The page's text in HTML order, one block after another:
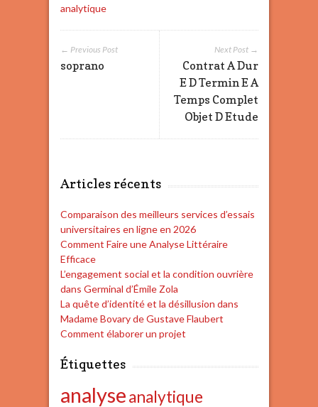
analytique
Next Post →
Contrat A Dur
E D Termin E A
Temps Complet
Objet D Etude
← Previous Post
soprano
Articles récents
Comparaison des meilleurs services d’essais
universitaires en ligne en 2026
Comment Faire une Analyse Littéraire
Efficace
L’engagement social et la condition ouvrière
dans Germinal d’Émile Zola
La quête d’identité et la désillusion dans
Madame Bovary de Gustave Flaubert
Comment élaborer un projet
Étiquettes
analyseanalytique